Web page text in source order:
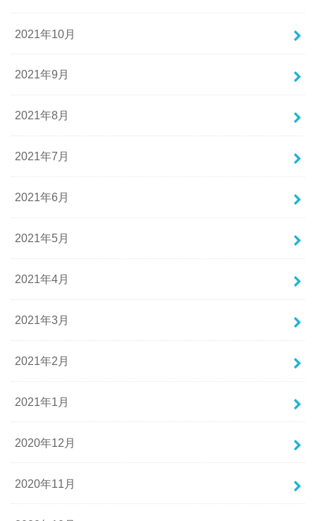
2021年10月
2021年9月
2021年8月
2021年7月
2021年6月
2021年5月
2021年4月
2021年3月
2021年2月
2021年1月
2020年12月
2020年11月